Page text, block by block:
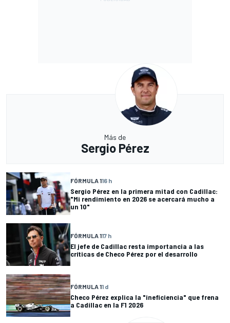
Más de
Sergio Pérez
FÓRMULA 116 h
Sergio Pérez en la primera mitad con Cadillac:
"Mi rendimiento en 2026 se acercará mucho a
un 10"
FÓRMULA 117 h
El jefe de Cadillac resta importancia a las
críticas de Checo Pérez por el desarrollo
FÓRMULA 11 d
Checo Pérez explica la "ineficiencia" que frena
a Cadillac en la F1 2026